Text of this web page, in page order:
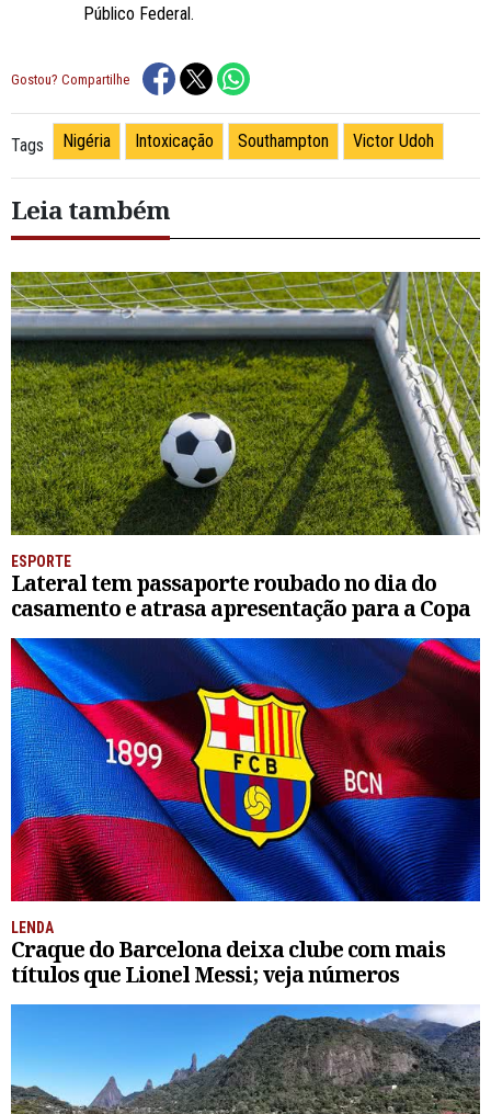
Público Federal.
Gostou? Compartilhe
Tags Nigéria Intoxicação Southampton Victor Udoh
Leia também
ESPORTE
Lateral tem passaporte roubado no dia do
casamento e atrasa apresentação para a Copa
LENDA
Craque do Barcelona deixa clube com mais
títulos que Lionel Messi; veja números